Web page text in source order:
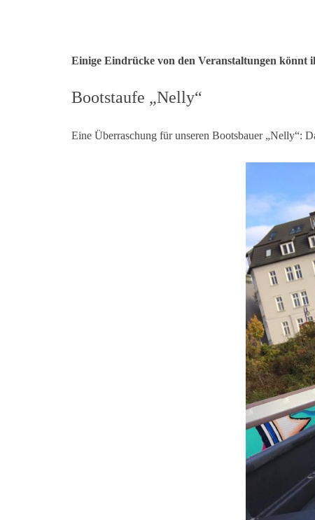
Einige Eindrücke von den Veranstaltungen könnt
Bootstaufe „Nelly“
Eine Überraschung für unseren Bootsbauer „Nelly“: